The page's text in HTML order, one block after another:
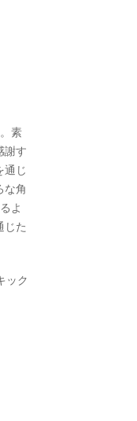
素
謝す
通じ
な角
よ
じた
ック